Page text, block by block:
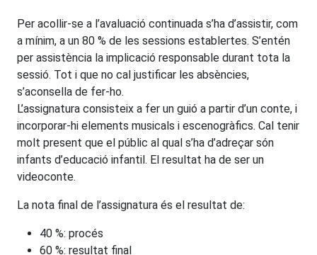
Per acollir-se a l’avaluació continuada s’ha d’assistir, com
a mínim, a un 80 % de les sessions establertes. S’entén
per assistència la implicació responsable durant tota la
sessió. Tot i que no cal justificar les absències,
s’aconsella de fer-ho.
L’assignatura consisteix a fer un guió a partir d’un conte, i
incorporar-hi elements musicals i escenogràfics. Cal tenir
molt present que el públic al qual s’ha d’adreçar són
infants d’educació infantil. El resultat ha de ser un
videoconte.
La nota final de l’assignatura és el resultat de:
40 %: procés
60 %: resultat final